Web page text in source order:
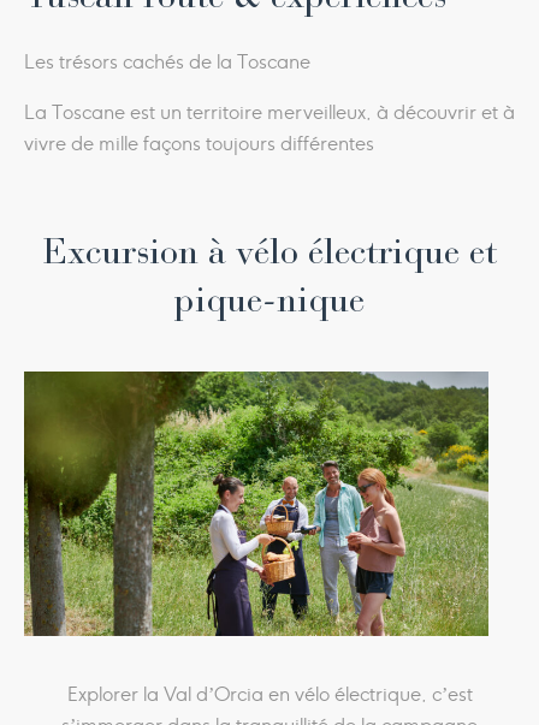
Les trésors cachés de la Toscane
La Toscane est un territoire merveilleux, à découvrir et à
vivre de mille façons toujours différentes
Excursion à vélo électrique et
pique-nique
Explorer la Val d’Orcia en vélo électrique, c’est